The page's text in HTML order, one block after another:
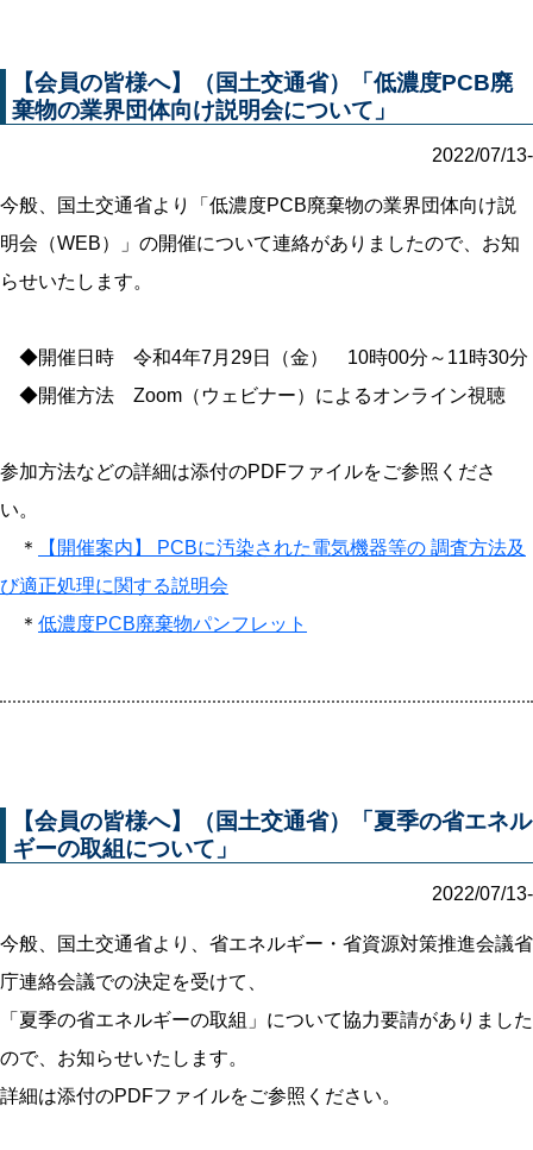
【会員の皆様へ】（国土交通省）「低濃度PCB廃
棄物の業界団体向け説明会について」
2022/07/13-
今般、国土交通省より「低濃度PCB廃棄物の業界団体向け説
明会（WEB）」の開催について連絡がありましたので、お知
らせいたします。
◆開催日時 令和4年7月29日（金） 10時00分～11時30分
◆開催方法 Zoom（ウェビナー）によるオンライン視聴
参加方法などの詳細は添付のPDFファイルをご参照くださ
い。
＊
【開催案内】 PCBに汚染された電気機器等の 調査方法及
び適正処理に関する説明会
＊ 低濃度PCB廃棄物パンフレット
【会員の皆様へ】（国土交通省）「夏季の省エネル
ギーの取組について」
2022/07/13-
今般、国土交通省より、省エネルギー・省資源対策推進会議省
庁連絡会議での決定を受けて、
「夏季の省エネルギーの取組」について協力要請がありました
ので、お知らせいたします。
詳細は添付のPDFファイルをご参照ください。